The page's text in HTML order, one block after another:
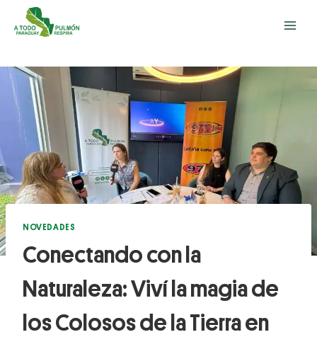
NOVEDADES
Conectando con la
Naturaleza: Viví la magia de
los Colosos de la Tierra en